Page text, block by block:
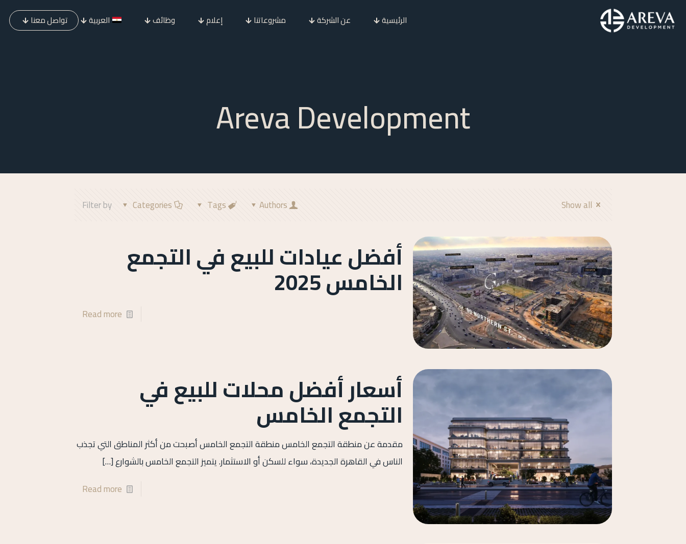
الرئيسية عن الشركة مشروعاتنا إعلام وظائف العربية تواصل معنا
Areva Development
Filter by Categories Tags Authors Show all
أفضل عيادات للبيع في التجمع
الخامس 2025
Read more
أسعار أفضل محلات للبيع في
التجمع الخامس
مقدمة عن منطقة التجمع الخامس منطقة التجمع الخامس أصبحت من أكثر المناطق التي تجذب
الناس في القاهرة الجديدة، سواء للسكن أو الاستثمار. يتميز التجمع الخامس بالشوارع[…]
Read more